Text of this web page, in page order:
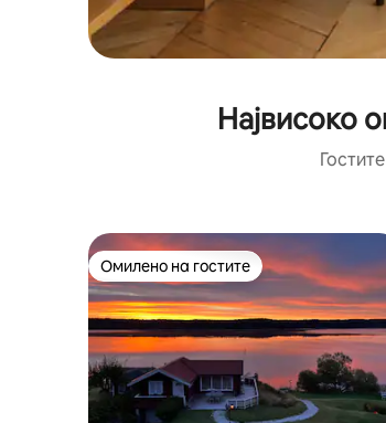
Највисоко
Омилено на гостите
Омилено на гостите